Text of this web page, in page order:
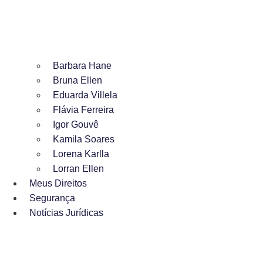
Barbara Hane
Bruna Ellen
Eduarda Villela
Flávia Ferreira
Igor Gouvê
Kamila Soares
Lorena Karlla
Lorran Ellen
Meus Direitos
Segurança
Notícias Jurídicas